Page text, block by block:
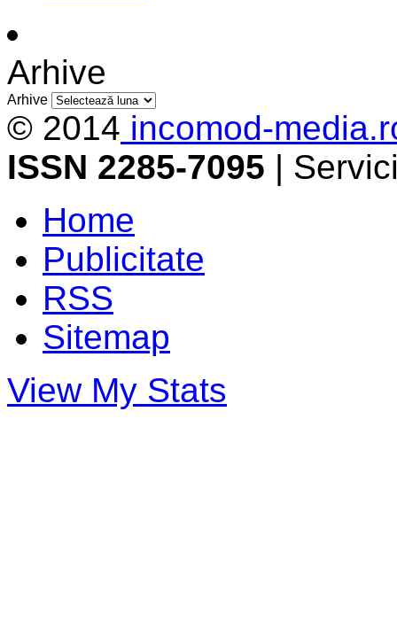
Arhive
Arhive
© 2014 incomod-
ISSN 2285-7095 |
Home
Publicitate
RSS
Sitemap
View My Stats